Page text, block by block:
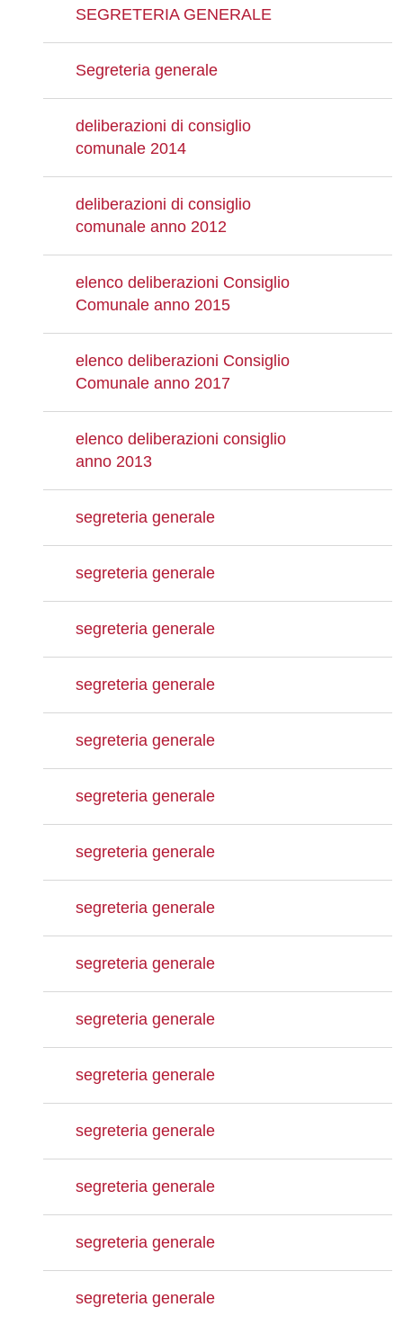
SEGRETERIA GENERALE
Segreteria generale
deliberazioni di consiglio
comunale 2014
deliberazioni di consiglio
comunale anno 2012
elenco deliberazioni Consiglio
Comunale anno 2015
elenco deliberazioni Consiglio
Comunale anno 2017
elenco deliberazioni consiglio
anno 2013
segreteria generale
segreteria generale
segreteria generale
segreteria generale
segreteria generale
segreteria generale
segreteria generale
segreteria generale
segreteria generale
segreteria generale
segreteria generale
segreteria generale
segreteria generale
segreteria generale
segreteria generale